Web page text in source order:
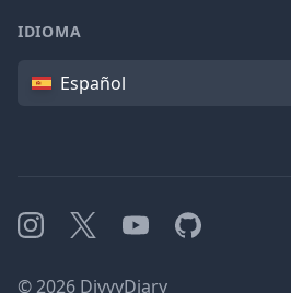
IDIOMA
IdiomaEspañol
Instagram
X YouTubeGitHub
©2026 DivvyDiary